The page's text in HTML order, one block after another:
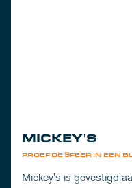
PROEF DE SFEER IN EEN
MICKEY'S
Mickey's is gevestigd